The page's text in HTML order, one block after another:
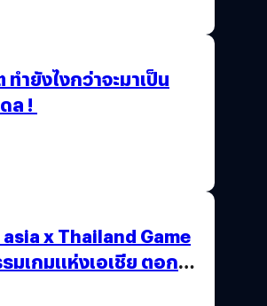
ำยังไงกว่าจะมาเป็น
ล !
x Thailand Game
มเกมแห่งเอเชีย ตอกย้ำ